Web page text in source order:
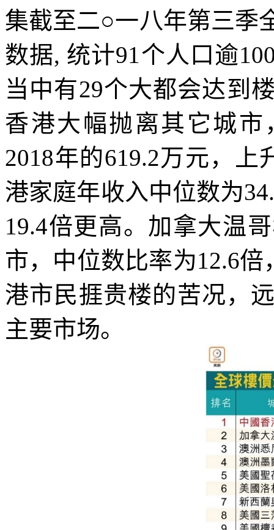
集截至二○一八年第三季
数据, 统计91个人口逾
当中有29个大都会达到
香港大幅抛离其它城
2018年的619.2万元，上
港家庭年收入中位数为
19.4倍更高。加拿大温
市，中位数比率为12.6倍
港市民捱贵楼的苦况，
主要市场。